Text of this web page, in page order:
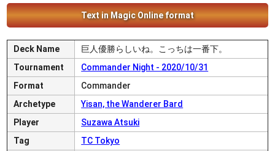
Text in Magic Online format
Deck Name
巨人優勝らしいね。こっちは一番下。
Tournament
Commander Night - 2020/10/31
Format
Commander
Archetype
Yisan, the Wanderer Bard
Player
Suzawa Atsuki
Tag
TC Tokyo